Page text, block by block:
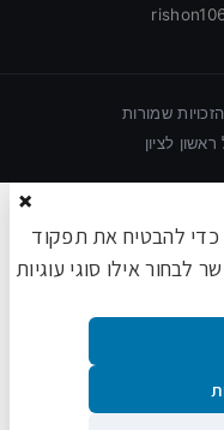
שמורות
לציון
×
להבטיח את תפקוד
אילו סוגי עוגיות